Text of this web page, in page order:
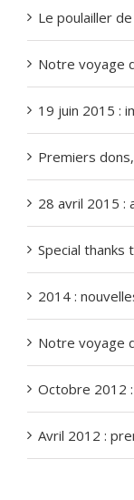
Le poulailler de
Notre voyage
19 juin 2015 :
Premiers
28 avril 2015 :
Special thanks
2014 :
Notre voyage
Octobre 2012
Avril 2012 :